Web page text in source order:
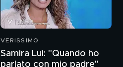
VERISSIMO
Samira Lui: "Quando ho
parlato con mio padre"